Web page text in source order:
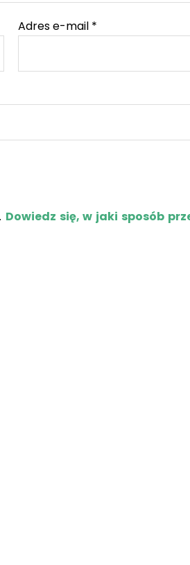
Adres e-mail *
Dowiedz się, w jaki sposób